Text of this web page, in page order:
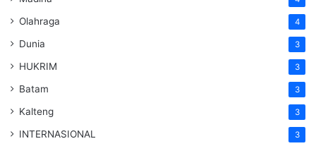
Olahraga 4
Dunia 3
HUKRIM 3
Batam 3
Kalteng 3
INTERNASIONAL 3